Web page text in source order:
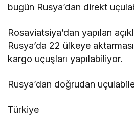
bugün Rusya’dan direkt
Rosaviatsiya’dan yapılan
Rusya’da 22 ülkeye
kargo uçuşları yapılabiliyor.
Rusya’dan doğrudan
Türkiye